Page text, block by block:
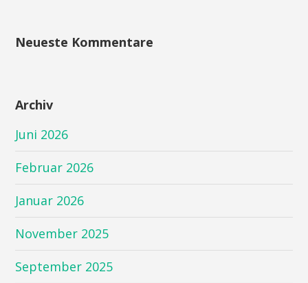
Neueste Kommentare
Archiv
Juni 2026
Februar 2026
Januar 2026
November 2025
September 2025